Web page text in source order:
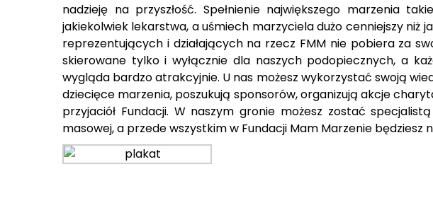
nadzieję na przyszłość. Spełnienie największego marzenia
jakiekolwiek lekarstwa, a uśmiech marzyciela dużo cenniejszy niż
reprezentujących i działających na rzecz FMM nie pobiera za
skierowane tylko i wyłącznie dla naszych podopiecznych, a
wygląda bardzo atrakcyjnie. U nas możesz wykorzystać swoją
dziecięce marzenia, poszukują sponsorów, organizują akcje
przyjaciół Fundacji. W naszym gronie możesz zostać
masowej, a przede wszystkim w Fundacji Mam Marzenie będziesz